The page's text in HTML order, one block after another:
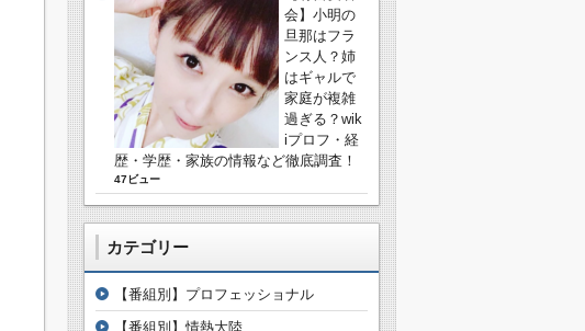
会】小明の
旦那はフラ
ンス人？姉
はギャルで
家庭が複雑
過ぎる？wik
iプロフ・経
歴・学歴・家族の情報など徹底調査！
47ビュー
カテゴリー
【番組別】プロフェッショナル
【番組別】情熱大陸